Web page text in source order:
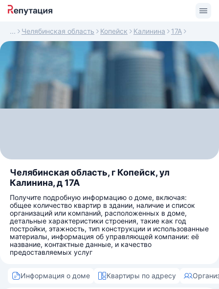
Челябинская область Копейск Калинина 17А
Челябинская область, г Копейск, ул
Калинина, д 17А
Получите подробную информацию о доме, включая:
общее количество квартир в здании, наличие и список
организаций или компаний, расположенных в доме,
детальные характеристики строения, такие как год
постройки, этажность, тип конструкции и использованные
материалы, информация об управляющей компании: её
название, контактные данные, и качество
предоставляемых услуг
Информация о доме Квартиры по адресу